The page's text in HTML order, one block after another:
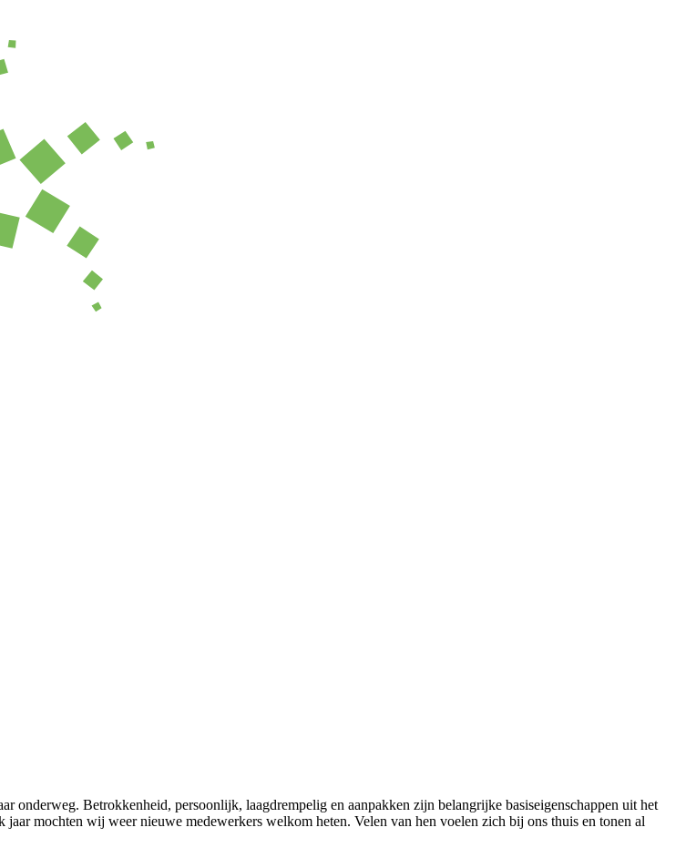
onderweg. Betrokkenheid, persoonlijk, laagdrempelig en aanpakken zijn belangrijke basiseigenschappen uit het
mochten wij weer nieuwe medewerkers welkom heten. Velen van hen voelen zich bij ons thuis en tonen al